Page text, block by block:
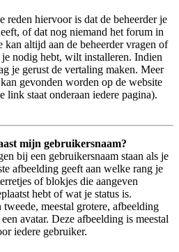
reden hiervoor is dat de beheerder je
of dat nog niemand het forum in
kan altijd aan de beheerder vragen of
nodig hebt, wilt installeren. Indien
je gerust de vertaling maken. Meer
gevonden worden op de website
staat onderaan iedere pagina).
mijn gebruikersnaam?
bij een gebruikersnaam staan als je
afbeelding geeft aan welke rang je
of blokjes die aangeven
hebt of wat je status is.
meestal grotere, afbeelding
avatar. Deze afbeelding is meestal
iedere gebruiker.